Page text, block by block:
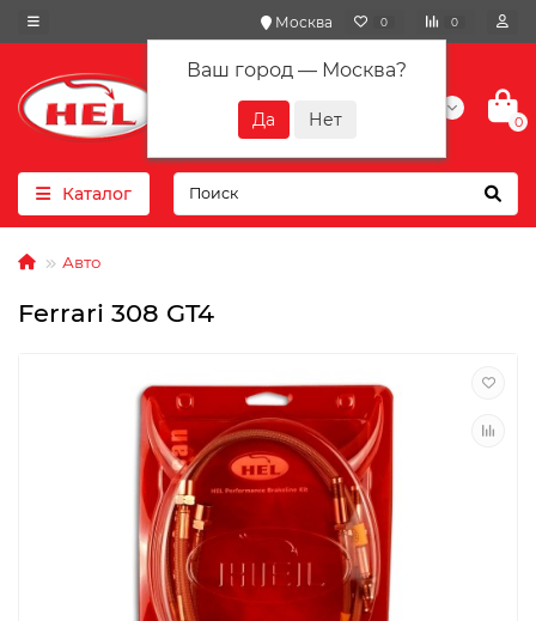
Москва
Ваш город — Москва?
0 0
+7(901) 417-10-01
0
Каталог
Авто
Ferrari 308 GT4